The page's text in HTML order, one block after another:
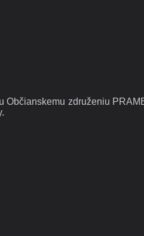
združeniu